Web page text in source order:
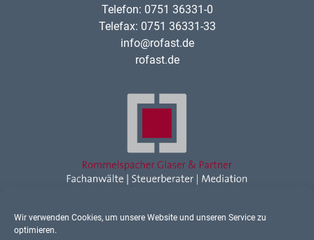
Wir verwenden Cookies, um unsere Website und unseren Service zu
optimieren.
Telefon: 0751 36331-0
Telefax: 0751 36331-33
info@rofast.de
rofast.de
Rechtsanwalt Ravensburg